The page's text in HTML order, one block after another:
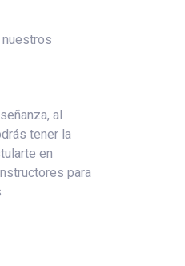
al
tener la
en
para